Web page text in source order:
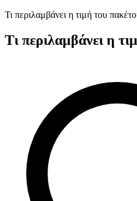
Τι περιλαμβάνει η τιμή του
Τι περιλαμβάνει η